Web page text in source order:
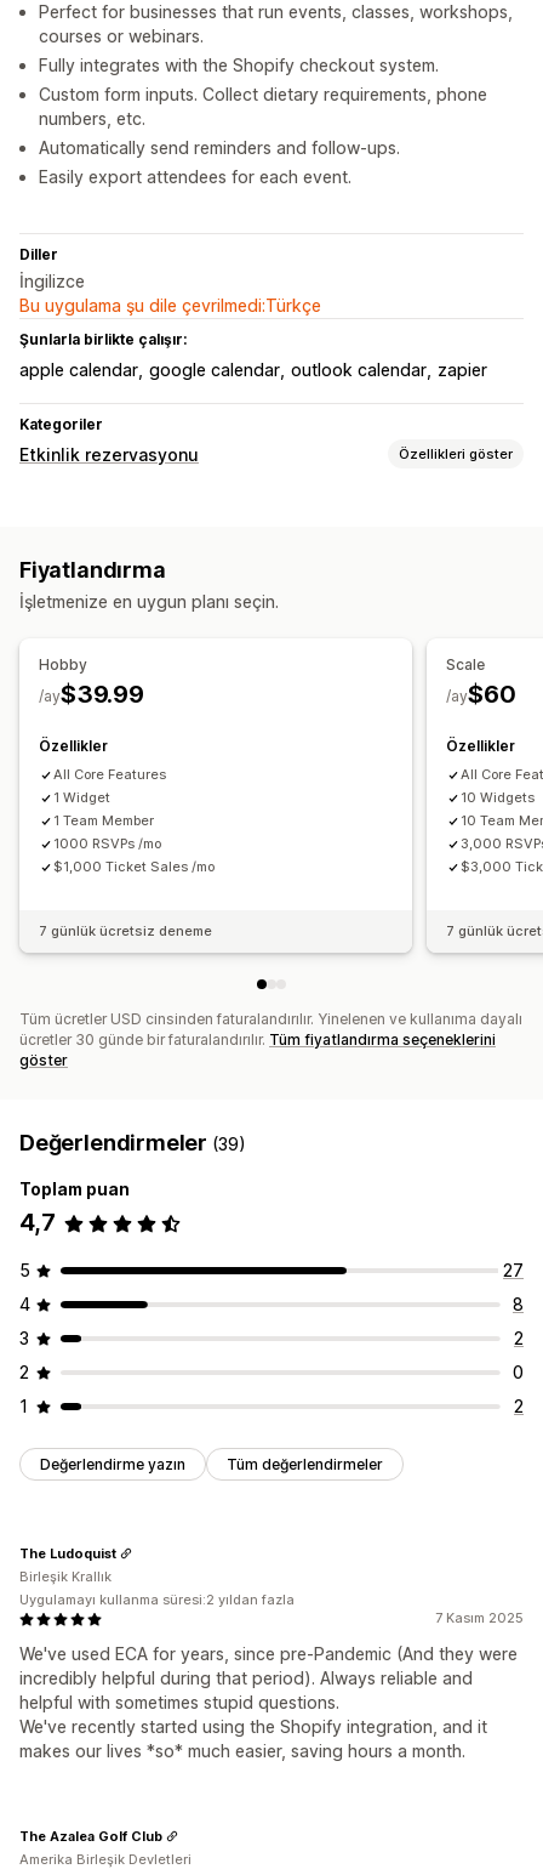
Perfect for businesses that run events, classes, workshops,
courses or webinars.
Fully integrates with the Shopify checkout system.
Custom form inputs. Collect dietary requirements, phone
numbers, etc.
Automatically send reminders and follow-ups.
Easily export attendees for each event.
Diller
İngilizce
Bu uygulama şu dile çevrilmedi:Türkçe
Şunlarla birlikte çalışır:
apple calendar google calendar outlook calendar zapier
Kategoriler
Etkinlik rezervasyonu Özellikleri göster
Rezervasyon yönetimi
Personel yönetimi
Özel formlar
Özel CSS
Fiyatlandırma
İşletmenize en uygun planı seçin.
Hobby
$39.99
/ay
Özellikler
All Core Features
1 Widget
1 Team Member
1000 RSVPs /mo
$1,000 Ticket Sales /mo
7 günlük ücretsiz deneme
Scale
$60
/ay
Özellikler
All Core
10 Widgets
10 Team
3,000
$3,000
7 günlük
Tüm ücretler USD cinsinden faturalandırılır. Yinelenen ve kullanıma dayalı
ücretler 30 günde bir faturalandırılır. Tüm fiyatlandırma seçeneklerini
göster
Değerlendirmeler (39)
Toplam puan
4,7
5
27
4
8
3
2
2
0
1
2
Değerlendirme yazın Tüm değerlendirmeler
7 Kasım 2025
We've used ECA for years, since pre-Pandemic (And they were
incredibly helpful during that period). Always reliable and
helpful with sometimes stupid questions.
We've recently started using the Shopify integration, and it
makes our lives *so* much easier, saving hours a month.
The Ludoquist
Birleşik Krallık
Uygulamayı kullanma süresi:2 yıldan fazla
The Azalea Golf Club
Amerika Birleşik Devletleri